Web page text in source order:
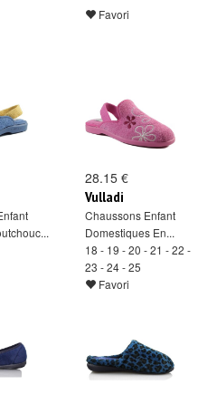
Favori
28.15 €
Vulladi
Chaussons Enfant
Domestiques En...
18 - 19 - 20 - 21 - 22 -
23 - 24 - 25
Favori